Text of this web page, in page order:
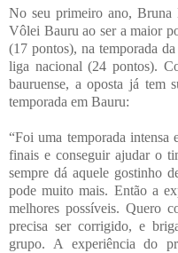
No seu primeiro ano, Bruna
Vôlei Bauru ao ser a maior
(17 pontos), na temporada
liga nacional (24 pontos).
bauruense, a oposta já tem
temporada em Bauru:
“Foi uma temporada intensa
finais e conseguir ajudar o
sempre dá aquele gostinho
pode muito mais. Então a
melhores possíveis. Quero
precisa ser corrigido, e
grupo. A experiência do